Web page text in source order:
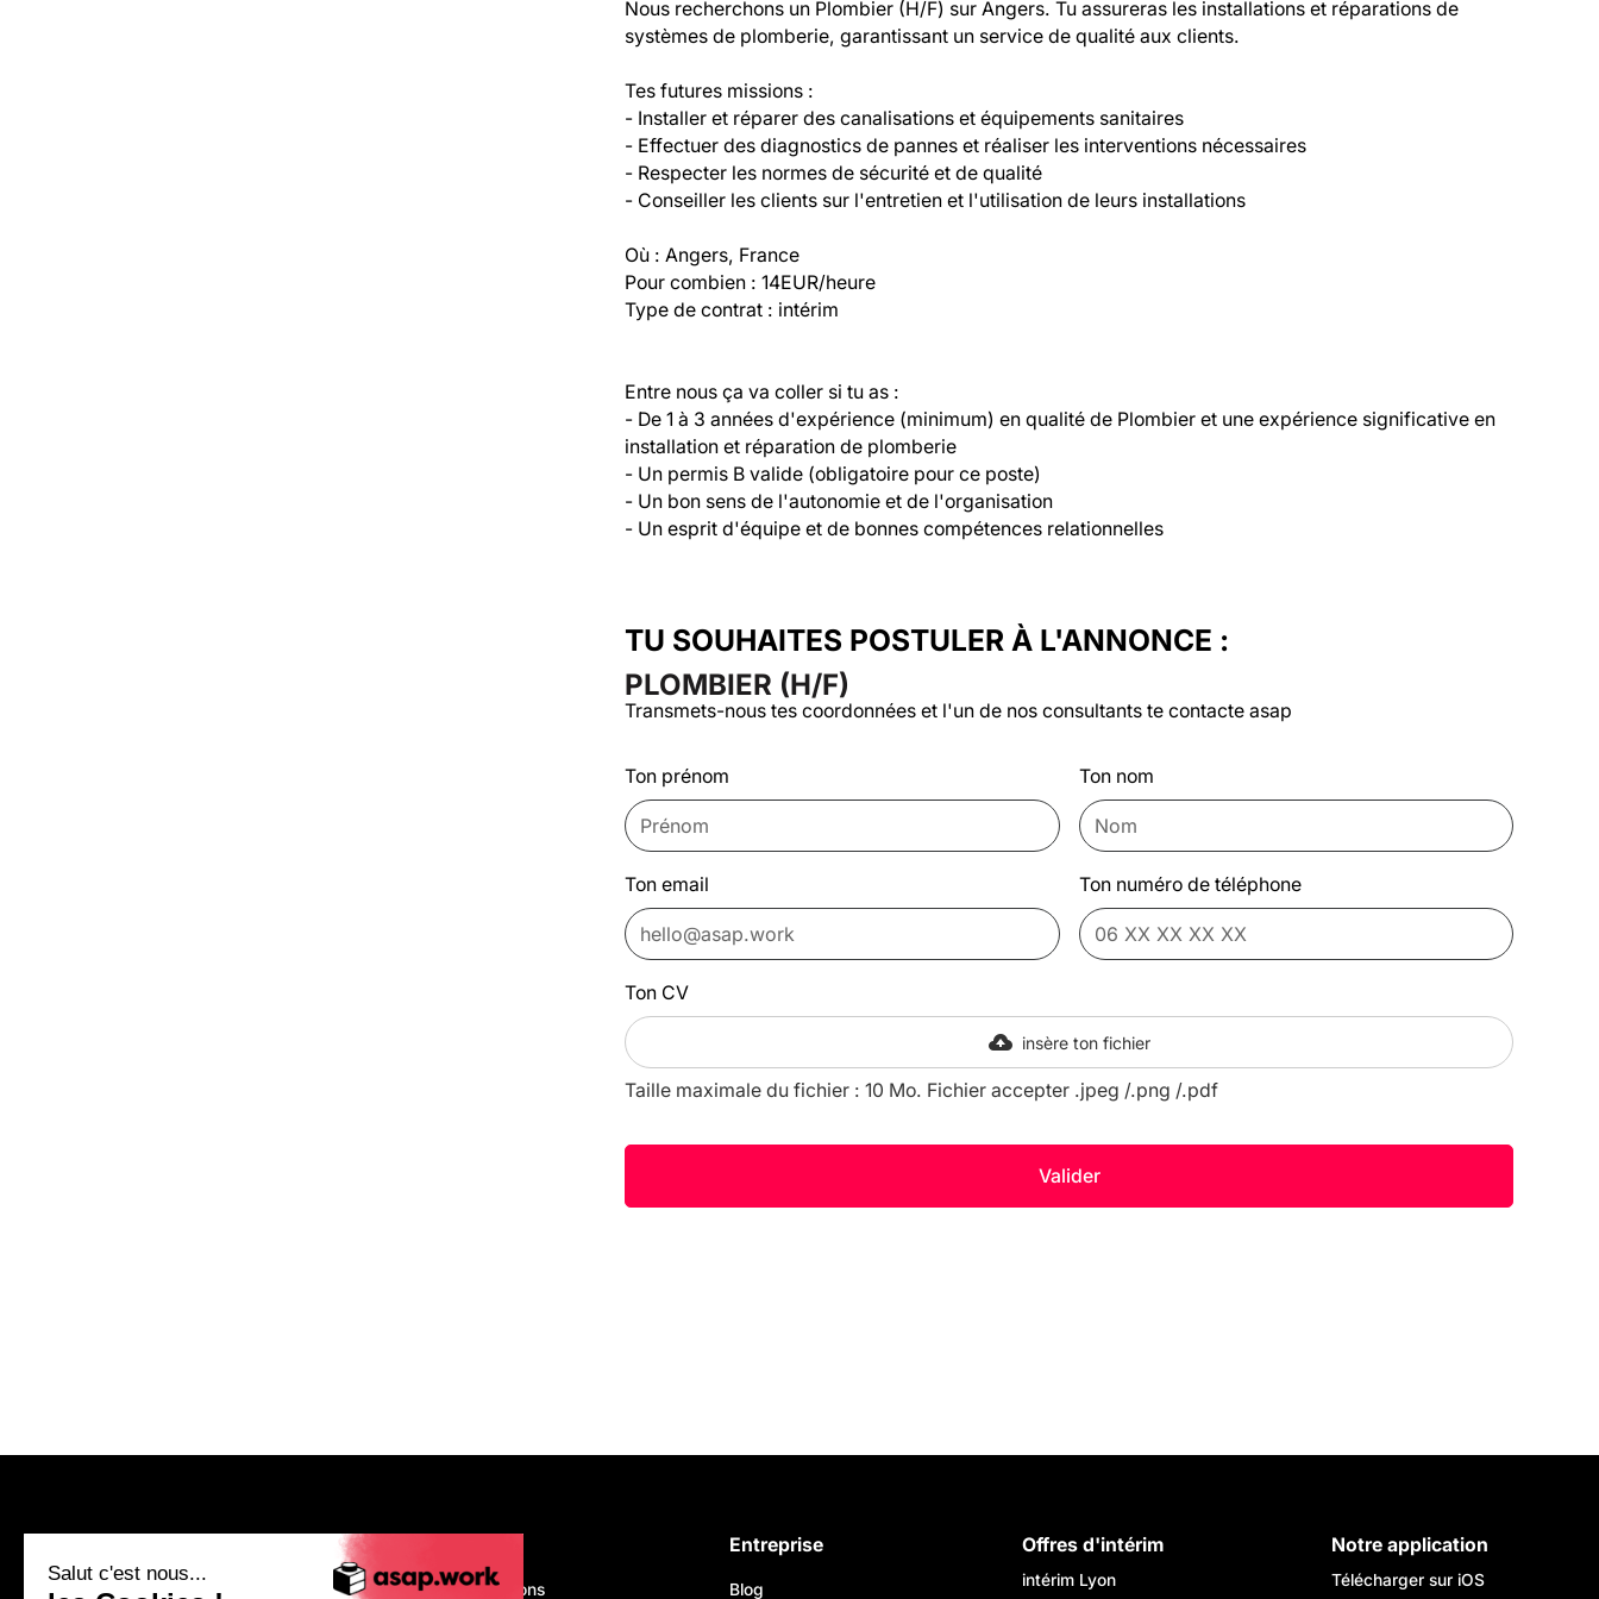
Salut c'est nous...
Nous recherchons un Plombier (H/F) sur Angers. Tu assureras les installations et réparations de
systèmes de plomberie, garantissant un service de qualité aux clients.
Tes futures missions :
- Installer et réparer des canalisations et équipements sanitaires
- Effectuer des diagnostics de pannes et réaliser les interventions nécessaires
- Respecter les normes de sécurité et de qualité
- Conseiller les clients sur l'entretien et l'utilisation de leurs installations
Où : Angers, France
Pour combien : 14EUR/heure
Type de contrat : intérim
Entre nous ça va coller si tu as :
- De 1 à 3 années d'expérience (minimum) en qualité de Plombier et une expérience significative en
installation et réparation de plomberie
- Un permis B valide (obligatoire pour ce poste)
- Un bon sens de l'autonomie et de l'organisation
- Un esprit d'équipe et de bonnes compétences relationnelles
TU SOUHAITES POSTULER À L'ANNONCE :
PLOMBIER (H/F)
Transmets-nous tes coordonnées et l'un de nos consultants te contacte asap
Ton prénom Ton nom
Ton email Ton numéro de téléphone
Ton CV
insère ton fichier
Taille maximale du fichier : 10 Mo. Fichier accepter .jpeg /.png /.pdf
Nous recrutons
Entreprise
Blog
Offres d'intérim
intérim Lyon
Notre application
Télécharger sur iOS